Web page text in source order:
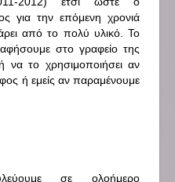
για την επόμενη χρονιά
από το πολύ υλικό. Το
στο γραφείο της
να το χρησιμοποιήσει αν
ή εμείς αν παραμένουμε
σε ολοήμερο